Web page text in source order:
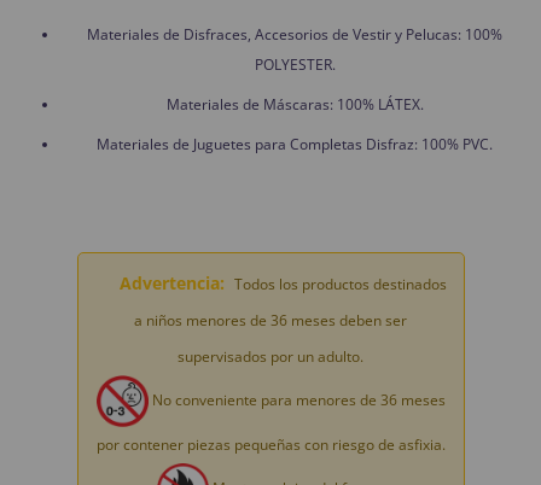
Materiales de Disfraces, Accesorios de Vestir y Pelucas: 100%
POLYESTER.
Materiales de Máscaras: 100% LÁTEX.
Materiales de Juguetes para Completas Disfraz: 100% PVC.
Advertencia: Todos los productos destinados
a niños menores de 36 meses deben ser
supervisados por un adulto.
No conveniente para menores de 36 meses
por contener piezas pequeñas con riesgo de asfixia.